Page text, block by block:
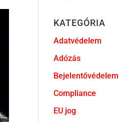
KATEGÓRIA
Adatvédelem
Adózás
Bejelentővédelem
Compliance
EU jog